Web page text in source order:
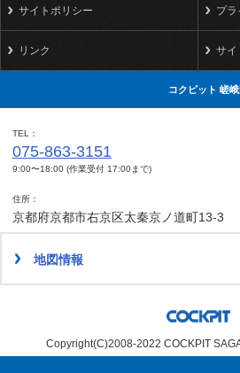
サイトポリシー プラ
リンク サイ
コクピット 嵯
TEL
075-863-3151
9:00〜18:00 (作業受付 17:00まで)
住所
京都府京都市右京区太秦京ノ道町13-3
地図情報
Copyright(C)2008-2022 COCKPIT